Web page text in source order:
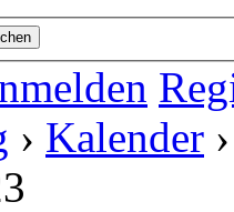
› Kalender